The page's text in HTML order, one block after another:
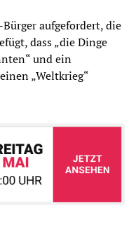
aufgefordert, die
dass „die Dinge
und ein
„Weltkrieg“